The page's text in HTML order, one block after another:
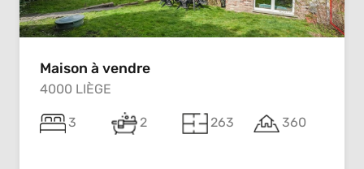
Maison à vendre
4000 LIÈGE
3 2 263 360